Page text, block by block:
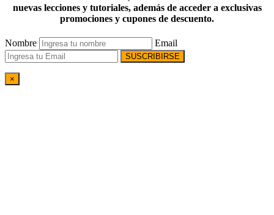
nuevas lecciones y tutoriales, además de acceder a exclusivas
promociones y cupones de descuento.
Nombre Email
SUSCRIBIRSE
×